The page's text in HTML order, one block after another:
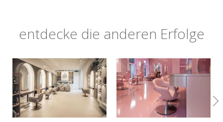
entdecke die anderen Erfolge